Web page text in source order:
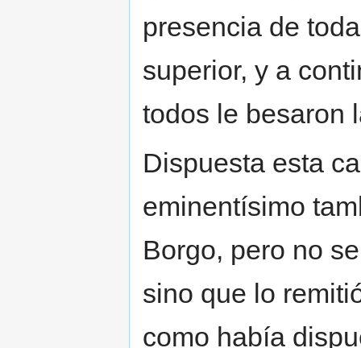
presencia de
superior, y a
todos le besaron
Dispuesta esta
eminentísimo
Borgo, pero no
sino que lo
como había